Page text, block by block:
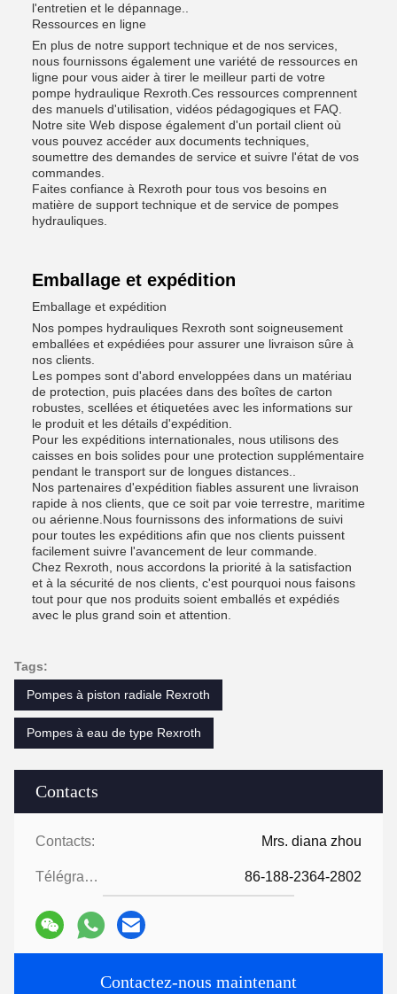
Contacts
Contacts: Mrs. diana zhou
Télégramme: 86-188-2364-2802
Contactez-nous maintenant
l'entretien et le dépannage..
Ressources en ligne
En plus de notre support technique et de nos services,
nous fournissons également une variété de ressources en
ligne pour vous aider à tirer le meilleur parti de votre
pompe hydraulique Rexroth.Ces ressources comprennent
des manuels d'utilisation, vidéos pédagogiques et FAQ.
Notre site Web dispose également d'un portail client où
vous pouvez accéder aux documents techniques,
soumettre des demandes de service et suivre l'état de vos
commandes.
Faites confiance à Rexroth pour tous vos besoins en
matière de support technique et de service de pompes
hydrauliques.
Emballage et expédition
Emballage et expédition
Nos pompes hydrauliques Rexroth sont soigneusement
emballées et expédiées pour assurer une livraison sûre à
nos clients.
Les pompes sont d'abord enveloppées dans un matériau
de protection, puis placées dans des boîtes de carton
robustes, scellées et étiquetées avec les informations sur
le produit et les détails d'expédition.
Pour les expéditions internationales, nous utilisons des
caisses en bois solides pour une protection supplémentaire
pendant le transport sur de longues distances..
Nos partenaires d'expédition fiables assurent une livraison
rapide à nos clients, que ce soit par voie terrestre, maritime
ou aérienne.Nous fournissons des informations de suivi
pour toutes les expéditions afin que nos clients puissent
facilement suivre l'avancement de leur commande.
Chez Rexroth, nous accordons la priorité à la satisfaction
et à la sécurité de nos clients, c'est pourquoi nous faisons
tout pour que nos produits soient emballés et expédiés
avec le plus grand soin et attention.
Tags:
Pompes à piston radiale Rexroth
Pompes à eau de type Rexroth